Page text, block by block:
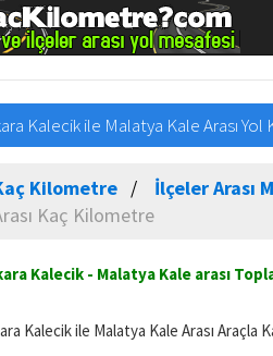
Kalecik ile Malatya Kale Arası
Kilometre İlçeler Arası
Kaç Kilometre
Kalecik - Malatya Kale arası
Kalecik ile Malatya Kale Arası Araçla